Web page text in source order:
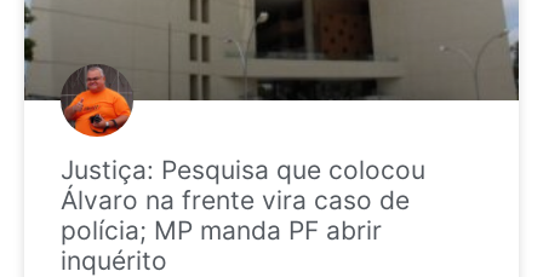
Justiça: Pesquisa que colocou
Álvaro na frente vira caso de
polícia; MP manda PF abrir
inquérito